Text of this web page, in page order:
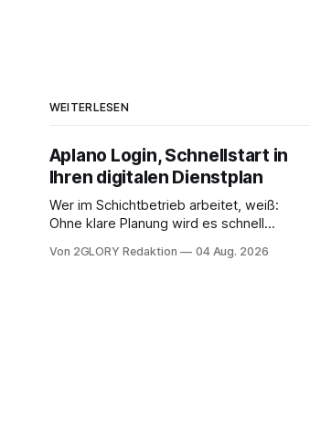
WEITERLESEN
Aplano Login, Schnellstart in
Ihren digitalen Dienstplan
Wer im Schichtbetrieb arbeitet, weiß:
Ohne klare Planung wird es schnell
zentraler Zugangspunkt, um dienstpläne,
Von 2GLORY Redaktion 04 Aug. 2026